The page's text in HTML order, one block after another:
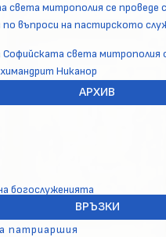
света митрополия се проведе
по въпроси на пастирското
Софийската света митрополия
Никанор
АРХИВ
богослуженията
ВРЪЗКИ
патриаршия